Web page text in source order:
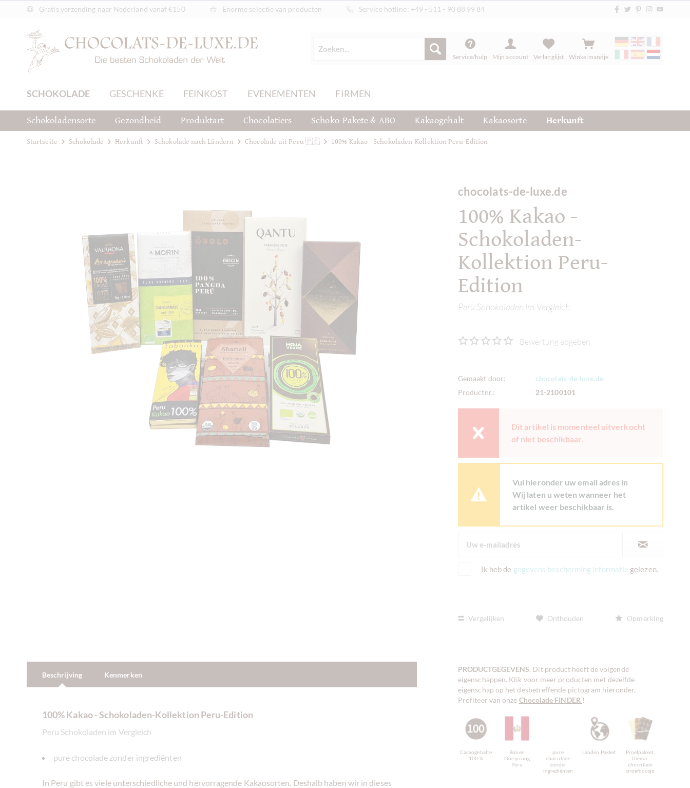
Gratis verzending naar Nederland vanaf €150 Enorme selectie van producten Service hotline: +49 - 511 - 90 88 99 84
Service/hulp Mijn account Verlanglijst Winkelmandje
SCHOKOLADE GESCHENKE FEINKOST EVENEMENTEN FIRMEN
Schokoladensorte Gezondheid Produktart Chocolatiers Schoko-Pakete & ABO Kakaogehalt Kakaosorte Herkunft
Startseite Schokolade Herkunft Schokolade nach Ländern Chocolade uit Peru 🇵🇪 100% Kakao - Schokoladen-Kollektion Peru-Edition
chocolats-de-luxe.de
100% Kakao -
Schokoladen-
Kollektion Peru-
Edition
Peru Schokoladen im Vergleich
Bewertung abgeben
Gemaakt door:
chocolats-de-luxe.de
Productnr.:
21-2100101
Dit artikel is momenteel uitverkocht
of niet beschikbaar.
Vul hieronder uw email adres in
Wij laten u weten wanneer het
artikel weer beschikbaar is.
Ik heb de gegevens bescherming informatie gelezen.
Vergelijken Onthouden Opmerking
Beschrijving Kenmerken
100% Kakao - Schokoladen-Kollektion Peru-Edition
Peru Schokoladen im Vergleich
pure chocolade zonder ingrediënten
In Peru gibt es viele unterschiedliche und hervorragende Kakaosorten. Deshalb haben wir in dieses
PRODUCTGEGEVENS. Dit product heeft de volgende
eigenschappen. Klik voor meer producten met dezelfde
eigenschap op het desbetreffende pictogram hieronder.
Profiteer van onze Chocolade FINDER !
Cacaogehalte
100 %
Bonen
Oorsprong
Peru
pure
chocolade
zonder
ingrediënten
Landen Pakket
Proefpakket,
thema-
chocolade
proefdoosje